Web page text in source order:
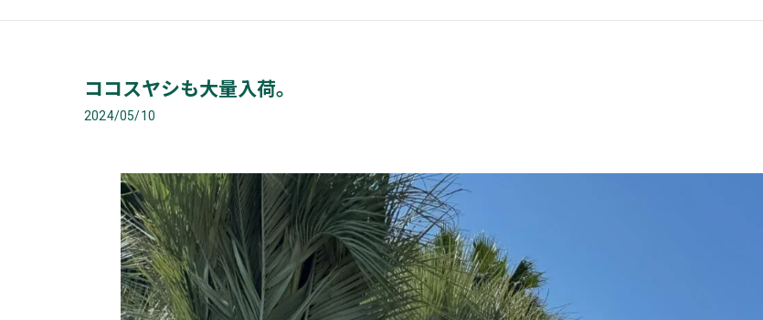
ココスヤシも大量入荷。
2024/05/10